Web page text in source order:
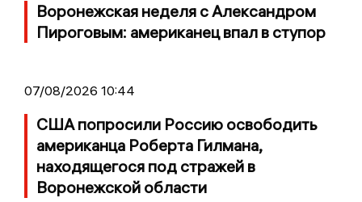
Воронежская неделя с Александром
Пироговым: американец впал в ступор
07/08/2026 10:44
США попросили Россию освободить
американца Роберта Гилмана,
находящегося под стражей в
Воронежской области